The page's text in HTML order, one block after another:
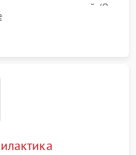
уплотнителей (O-
устранения